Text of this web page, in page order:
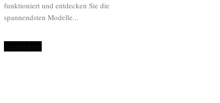
funktioniert und entdecken Sie die
spannendsten Modelle...